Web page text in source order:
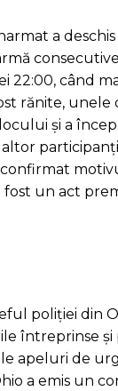
a
22:00, când
rănite, unele
și a
fost un act
poliției din
întreprinse și
apeluri de
a emis un